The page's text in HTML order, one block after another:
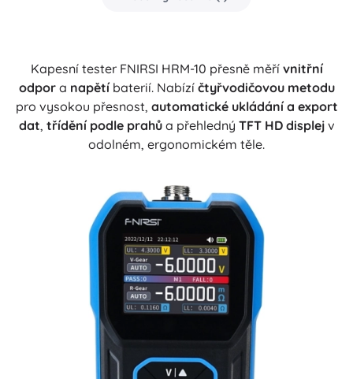
Kapesní tester FNIRSI HRM-10 přesně měří vnitřní
odpora napětíbaterií. Nabízí čtyřvodičovou metodu
pro vysokou přesnost, automatické ukládání a export
dat, třídění podle prahůa přehledný TFT HD displejv
odolném, ergonomickém těle.